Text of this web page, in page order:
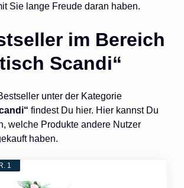
Sie lange Freude daran haben.
im Bereich
Scandi“
unter der Kategorie
findest Du hier. Hier kannst Du
welche Produkte andere Nutzer
haben.
1